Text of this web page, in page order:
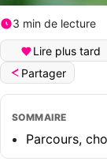
3 min de lecture
Lire plus tard
Partager
SOMMAIRE
Parcours,